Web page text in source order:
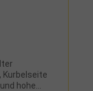
hohe